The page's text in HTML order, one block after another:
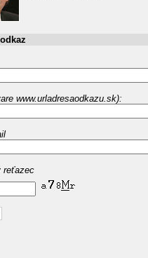
www.urladresaodkazu.sk):
reťazec